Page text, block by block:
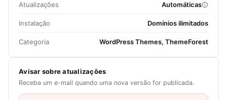
Atualizações Automáticas
Instalação Domínios ilimitados
Categoria WordPress Themes, ThemeForest
Avisar sobre atualizações
Receba um e-mail quando uma nova versão for publicada.